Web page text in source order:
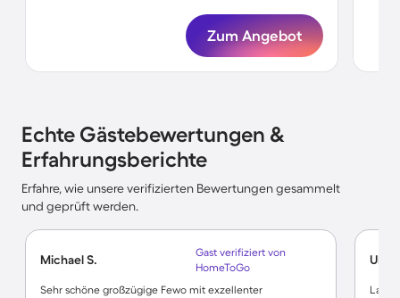
Zum Angebot
Echte Gästebewertungen &
Erfahrungsberichte
Erfahre, wie unsere verifizierten Bewertungen gesammelt
und geprüft werden.
Michael S.
Gast verifiziert von
HomeToGo
Sehr schöne großzügige Fewo mit exzellenter